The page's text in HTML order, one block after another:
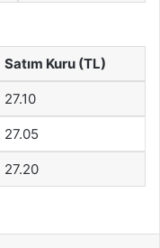
Satım Kuru (TL)
27.10
27.05
27.20